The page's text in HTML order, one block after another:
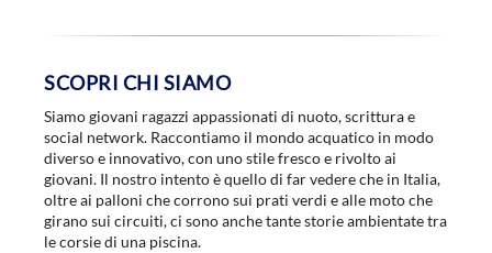
SCOPRI CHI SIAMO
Siamo giovani ragazzi appassionati di nuoto, scrittura e
social network. Raccontiamo il mondo acquatico in modo
diverso e innovativo, con uno stile fresco e rivolto ai
giovani. Il nostro intento è quello di far vedere che in Italia,
oltre ai palloni che corrono sui prati verdi e alle moto che
girano sui circuiti, ci sono anche tante storie ambientate tra
le corsie di una piscina.